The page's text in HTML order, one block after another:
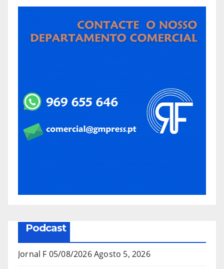
Podcast
Jornal F 05/08/2026Agosto 5, 2026